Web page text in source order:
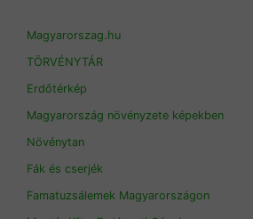
Magyarorszag.hu
TÖRVÉNYTÁR
Erdőtérkép
Magyarország növényzete képekben
Növénytan
Fák és cserjék
Famatuzsálemek Magyarországon